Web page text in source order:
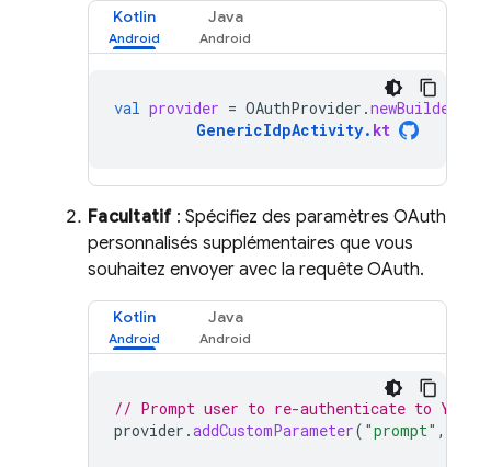
Kotlin Java
val provider = OAuthProvider .newBuilder
GenericIdpActivity. kt
Facultatif: Spécifiez des paramètres OAuth
personnalisés supplémentaires que vous
souhaitez envoyer avec la requête OAuth.
Kotlin Java
// Prompt user to re-authenticate to
provider .addCustomParameter( "prompt" ,